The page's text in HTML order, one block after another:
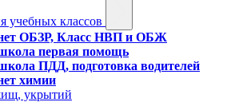
учебных классов
ОБЗР, Класс НВП и ОБЖ
первая помощь
ПДД, подготовка водителей
химии
укрытий